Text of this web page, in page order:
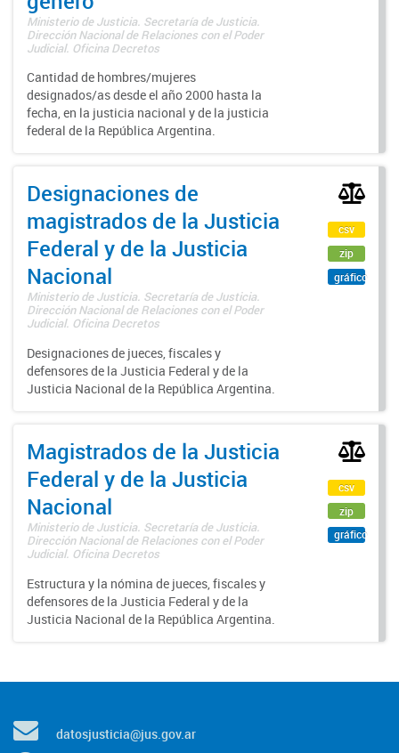
Ministerio de Justicia. Secretaría de Justicia.
Dirección Nacional de Relaciones con el Poder
Judicial. Oficina Decretos
Cantidad de hombres/mujeres
designados/as desde el año 2000 hasta la
fecha, en la justicia nacional y de la justicia
federal de la República Argentina.
Designaciones de
magistrados de la Justicia
Federal y de la Justicia
Nacional
Ministerio de Justicia. Secretaría de Justicia.
Dirección Nacional de Relaciones con el Poder
Judicial. Oficina Decretos
Designaciones de jueces, fiscales y
defensores de la Justicia Federal y de la
Justicia Nacional de la República Argentina.
csv
zip
gráfico
Magistrados de la Justicia
Federal y de la Justicia
Nacional
Ministerio de Justicia. Secretaría de Justicia.
Dirección Nacional de Relaciones con el Poder
Judicial. Oficina Decretos
Estructura y la nómina de jueces, fiscales y
defensores de la Justicia Federal y de la
Justicia Nacional de la República Argentina.
csv
zip
gráfico
datosjusticia@jus.gov.ar